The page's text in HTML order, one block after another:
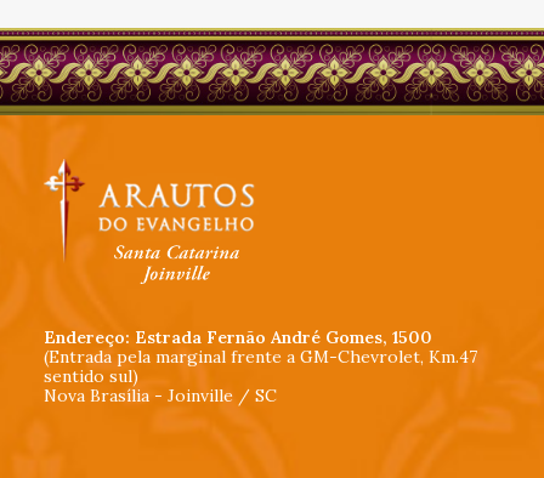
Endereço: Estrada Fernão André Gomes, 1500
(Entrada pela marginal frente a GM-Chevrolet, Km.47
sentido sul)
Nova Brasília - Joinville / SC